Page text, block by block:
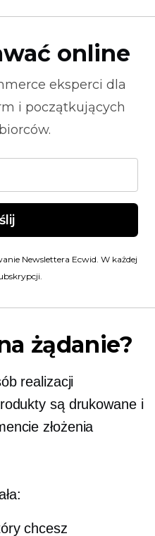
online
eksperci dla
i początkujących
Newslettera Ecwid. W każdej
żądanie?
realizacji
są drukowane i
złożenia
chcesz